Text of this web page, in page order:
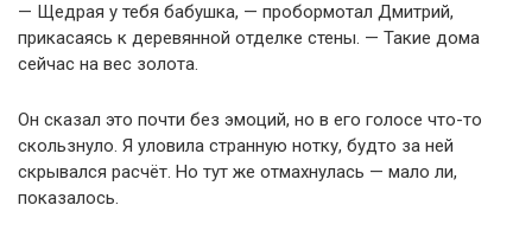
— Щедрая у тебя бабушка, — пробормотал Дмитрий,
прикасаясь к деревянной отделке стены. — Такие дома
сейчас на вес золота.
Он сказал это почти без эмоций, но в его голосе что-то
скользнуло. Я уловила странную нотку, будто за ней
скрывался расчёт. Но тут же отмахнулась — мало ли,
показалось.